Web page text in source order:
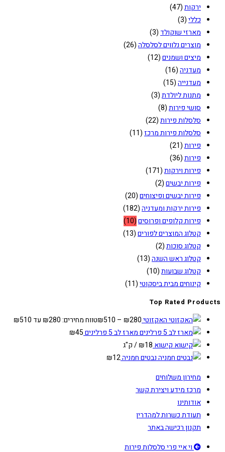
ירקות(47)
כללי(3)
מארזי שוקולד (3)
מוצרים נלווים לסלסלה(26)
מיצים ושמנים(12)
מעדניה(16)
מעדנייה(15)
מתנות ליולדת(3)
סושי פירות(8)
סלסלות פירות(22)
סלסלות פירות מרכז (11)
פירות(21)
פירות(36)
פירות וירקות(171)
פירות יבשים(2)
פירות יבשים ופיצוחים(20)
פירות ירקות ומעדניה(182)
פירות קלופים ופרוסים(10)
קטלוג המוצרים לפורים(13)
קטלוג סוכות(2)
קטלוג ראש השנה(13)
קטלוג שבועות(10)
קינוחים מבית ביסקוטי(11)
Top Rated Products
האקזוטי ₪280
–
₪510
טווח מחירים: ⁦₪280⁩ עד ⁦₪510⁩
מארז לב 5 פרלינים
₪45
קישוא
₪18
/ ק"ג
נבטים חמניה
₪12
מחירון משלוחים
מרכז מידע ויצירת קשר
אודותינו
תעודת כשרות למהדרין
תקנון רכישה באתר
וי איי פרי סלסלות פירות